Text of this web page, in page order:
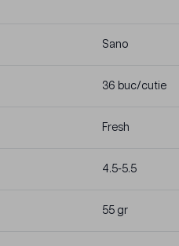
Sano
36 buc/cutie
Fresh
4.5-5.5
55 gr